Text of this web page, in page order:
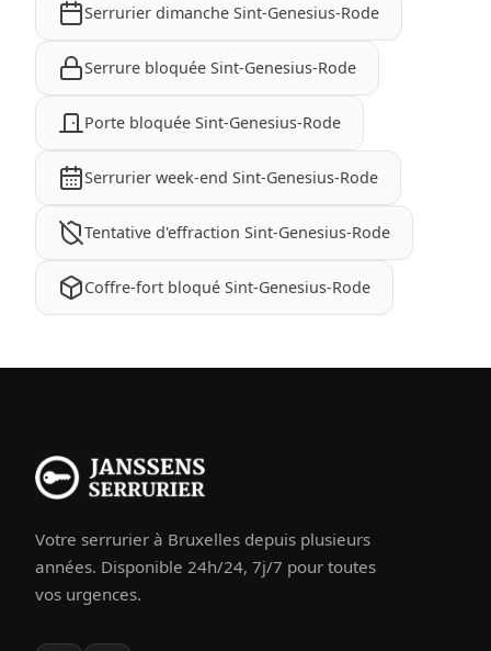
Serrurier dimanche Sint-Genesius-Rode
Serrure bloquée Sint-Genesius-Rode
Porte bloquée Sint-Genesius-Rode
Serrurier week-end Sint-Genesius-Rode
Tentative d'effraction Sint-Genesius-Rode
Coffre-fort bloqué Sint-Genesius-Rode
Votre serrurier à Bruxelles depuis plusieurs
années. Disponible 24h/24, 7j/7 pour toutes
vos urgences.